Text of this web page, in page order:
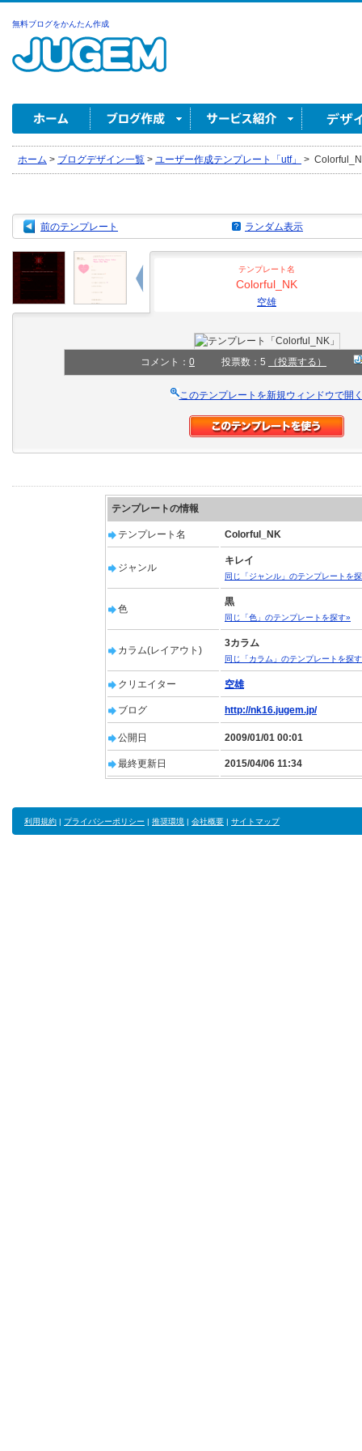
無料ブログをかんたん作成
ホーム > ブログデザイン一覧 > ユーザー作成テンプレート「utf」 >
前のテンプレート ランダム表示
テンプレート名
Colorful_NK
空雄
コメント： 0 投票数：5 （投票する）
このテンプレートを新規ウィンドウで開
テンプレートの情報
テンプレート名 Colorful_NK
ジャンル
キレイ
同じ「ジャンル」のテンプレートを
色
黒
同じ「色」のテンプレートを探す»
カラム(レイアウト)
3カラム
同じ「カラム」のテンプレートを探
クリエイター 空雄
ブログ http://nk16.jugem.jp/
公開日 2009/01/01 00:01
最終更新日 2015/04/06 11:34
利用規約 | プライバシーポリシー | 推奨環境 | 会社概要 | サイトマップ